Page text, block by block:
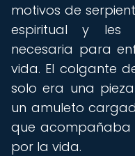
motivos de
espiritual y les
necesaria para
vida. El colgante
solo era una
un amuleto
que acompañaba
por la vida.